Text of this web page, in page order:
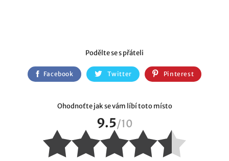
Ohodnoťte jak se vám líbí toto místo
9.5/10
Podělte se s přáteli
Facebook Twitter Pinterest